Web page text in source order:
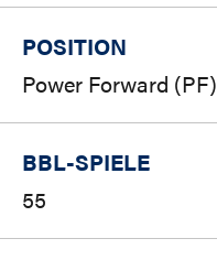
POSITION
Power Forward (PF)
BBL-SPIELE
55